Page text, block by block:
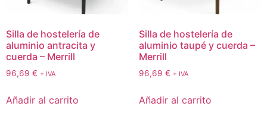
Silla de hostelería de
aluminio antracita y
cuerda – Merrill
96,69 € + IVA
Añadir al carrito
Silla de hostelería de
aluminio taupé y cuerda –
Merrill
96,69 € + IVA
Añadir al carrito